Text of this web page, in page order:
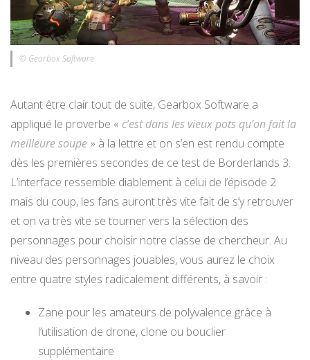
© Gearbox Software
Autant être clair tout de suite, Gearbox Software a
appliqué le proverbe « c’est dans les vieux pots qu’on fait la
meilleure soupe » à la lettre et on s’en est rendu compte
dès les premières secondes de ce test de Borderlands 3.
L’interface ressemble diablement à celui de l’épisode 2
mais du coup, les fans auront très vite fait de s’y retrouver
et on va très vite se tourner vers la sélection des
personnages pour choisir notre classe de chercheur. Au
niveau des personnages jouables, vous aurez le choix
entre quatre styles radicalement différents, à savoir :
Zane pour les amateurs de polyvalence grâce à
l’utilisation de drone, clone ou bouclier
supplémentaire